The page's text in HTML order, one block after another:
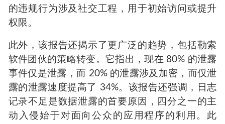
的违规行为涉及社交工程，用于初始访问或提升
权限。
此外，该报告还揭示了更广泛的趋势，包括勒索
软件团伙的策略转变。它指出，现在 80% 的泄露
事件仅是泄露，而 20% 的泄露涉及加密，而仅泄
露的泄露速度提高了 34%。该报告还强调，日志
记录不足是数据泄露的首要原因，四分之一的主
动入侵始于对面向公众的应用程序的利用。此